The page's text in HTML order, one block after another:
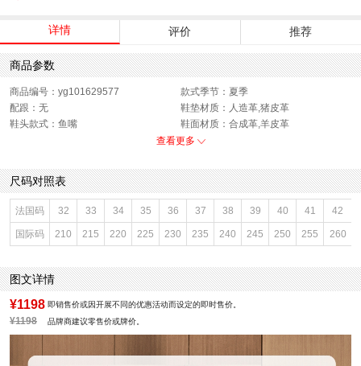
详情 评价 推荐
商品参数
商品编号：yg101629577
款式季节：夏季
配跟：无
鞋垫材质：人造革,猪皮革
鞋头款式：鱼嘴
鞋面材质：合成革,羊皮革
参考鞋长(女)：24CM
鞋跟形状：坡跟
性别：女子
皮质特征：皮革
上市时间：2025年夏季
鞋底材质：橡胶底
参考鞋宽(女)：8CM
里料材质：猪皮革
防水台高度：1CM
色系：杏色
鞋类流行款式：浅口鞋
闭合方式：套脚
前掌高度：1CM
查看更多
尺码对照表
法国码 32 33 34 35 36 37 38 39 40 41 42
国际码 210 215 220 225 230 235 240 245 250 255 260
图文详情
¥1198 即销售价或因开展不同的优惠活动而设定的即时售价。
¥1198 品牌商建议零售价或牌价。